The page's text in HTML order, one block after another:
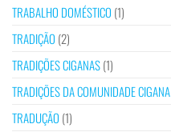
TRABALHO DOMÉSTICO (1)
TRADIÇÃO (2)
TRADIÇÕES CIGANAS(1)
TRADIÇÕES DA COMUNIDADE CIGANA
TRADUÇÃO (1)